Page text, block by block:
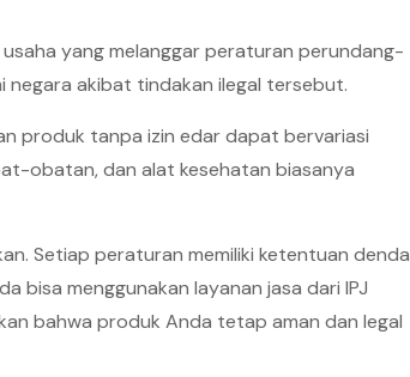
yang melanggar peraturan perundang-
negara akibat tindakan ilegal tersebut.
produk tanpa izin edar dapat bervariasi
obatan, dan alat kesehatan biasanya
Setiap peraturan memiliki ketentuan denda
bisa menggunakan layanan jasa dari IPJ
bahwa produk Anda tetap aman dan legal